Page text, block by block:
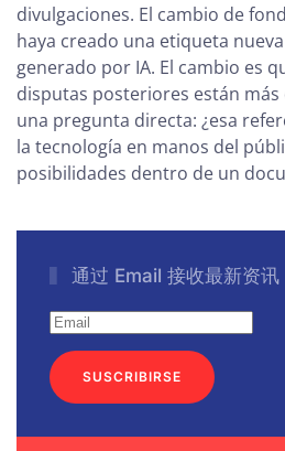
divulgaciones. El cambio de
haya creado una etiqueta
generado por IA. El cambio es
disputas posteriores están
una pregunta directa: ¿esa
la tecnología en manos del
posibilidades dentro de un
通过 Email 接收最新资讯
SUSCRIBIRSE